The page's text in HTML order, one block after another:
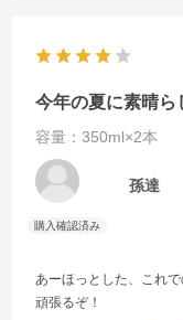
今年の夏に素晴ら
容量：350ml×2本
孫達
あーほっとした、これ
頑張るぞ！